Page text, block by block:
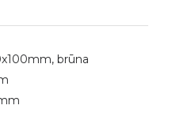
brūna